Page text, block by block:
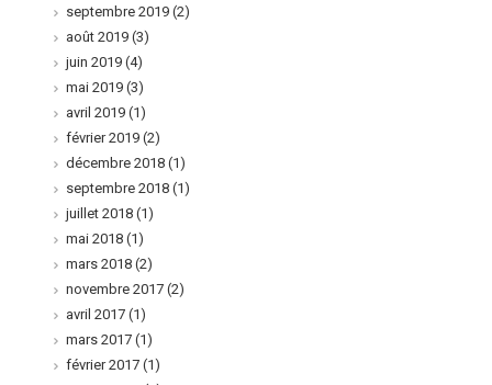
septembre 2019 (2)
août 2019 (3)
juin 2019 (4)
mai 2019 (3)
avril 2019 (1)
février 2019 (2)
décembre 2018 (1)
septembre 2018 (1)
juillet 2018 (1)
mai 2018 (1)
mars 2018 (2)
novembre 2017 (2)
avril 2017 (1)
mars 2017 (1)
février 2017 (1)